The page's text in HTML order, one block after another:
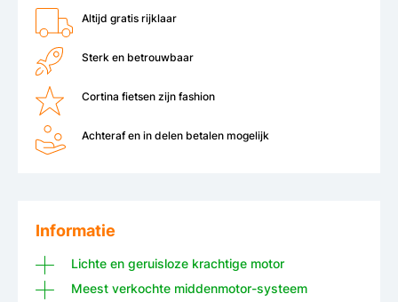
Altijd gratis rijklaar
Sterk en betrouwbaar
Cortina fietsen zijn fashion
Achteraf en in delen betalen mogelijk
Informatie
Lichte en geruisloze krachtige motor
Meest verkochte middenmotor-systeem